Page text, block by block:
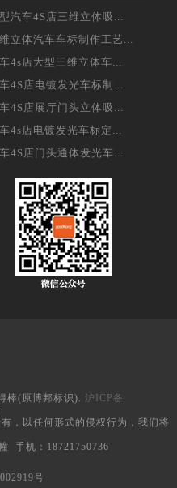
汽车4S店三维立体吸...
立体汽车车标制作工艺...
4s店大型三维立体车...
4S店电镀发光车标制...
4S店展厅门头立体吸...
4s店电镀发光车标定...
4S店门头通体发光车...
棒(原博邦标识). 沪ICP备
，以任何形式的侵权行为，我们将
手机：18721750736
号